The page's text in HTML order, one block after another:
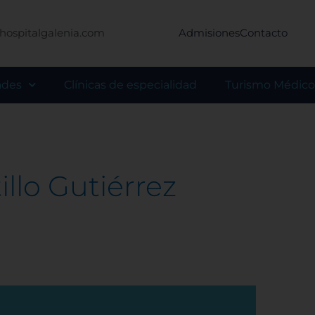
AdmisionesContacto
Clínicas de especialidad Turismo Médico
Gutiérrez